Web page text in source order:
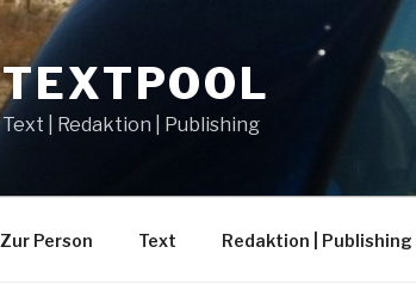
TEXTPOOL
Text | Redaktion | Publishing
Zur Person Text Redaktion | Publishing